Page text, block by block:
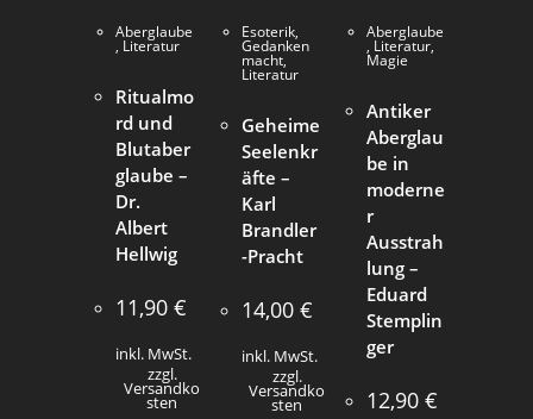
Aberglaube
, Literatur
Ritualmo
rd und
Blutaber
glaube –
Dr.
Albert
Hellwig
11,90€
inkl. MwSt.
zzgl.
Versandko
sten
Esoterik,
Gedanken
macht,
Literatur
Geheime
Seelenkr
äfte –
Karl
Brandler
-Pracht
14,00 €
inkl. MwSt.
zzgl.
Versandko
sten
Aberglaube
, Literatur,
Magie
Antiker
Aberglau
be in
moderne
r
Ausstrah
lung –
Eduard
Stemplin
ger
12,90 €